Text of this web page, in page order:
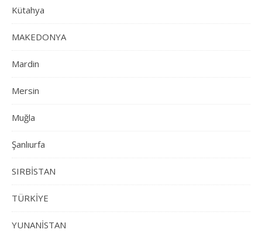
Kütahya
MAKEDONYA
Mardin
Mersin
Muğla
Şanlıurfa
SIRBİSTAN
TÜRKİYE
YUNANİSTAN